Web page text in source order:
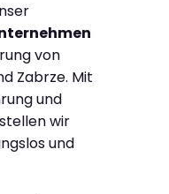
von
Zabrze. Mit
und
wir
und